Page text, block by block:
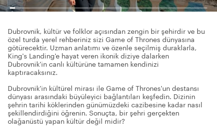
Dubrovnik, kültür ve folklor açısından zengin bir şehirdir ve bu
özel turda yerel rehberiniz sizi Game of Thrones dünyasına
götürecektir. Uzman anlatımı ve özenle seçilmiş duraklarla,
King's Landing'e hayat veren ikonik diziye dalarken
Dubrovnik'in canlı kültürüne tamamen kendinizi
kaptıracaksınız.
Dubrovnik'in kültürel mirası ile Game of Thrones'un destansı
dünyası arasındaki büyüleyici bağlantıları keşfedin. Dizinin
şehrin tarihi köklerinden günümüzdeki cazibesine kadar nasıl
şekillendirdiğini öğrenin. Sonuçta, bir şehri gerçekten
olağanüstü yapan kültür değil midir?